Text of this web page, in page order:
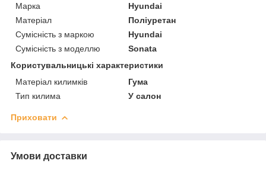
Марка
Hyundai
Матеріал
Поліуретан
Сумісність з маркою
Hyundai
Сумісність з моделлю
Sonata
Користувальницькі характеристики
Матеріал килимків
Гума
Тип килима
У салон
Приховати
Умови доставки